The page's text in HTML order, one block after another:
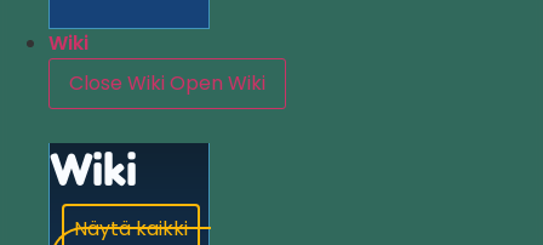
Wiki
Close WikiOpen Wiki
Wiki
Näytä kaikki